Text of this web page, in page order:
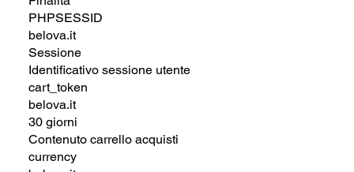
PHPSESSID
belova.it
Sessione
Identificativo sessione utente
cart_token
belova.it
30 giorni
Contenuto carrello acquisti
currency